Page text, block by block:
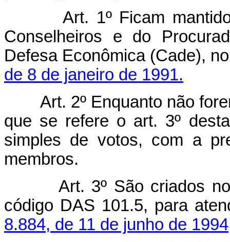
Art. 1º Ficam
Conselheiros e do
Defesa Econômica (Cade),
de 8 de janeiro de 1991.
Art. 2º Enquanto não
que se refere o art. 3º
simples de votos, com a
membros.
Art. 3º São criados
código DAS 101.5, para
8.884, de 11 de junho de 1994